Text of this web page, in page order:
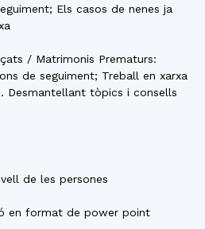
Els casos de nenes ja
/ Matrimonis Prematurs:
de seguiment; Treball en xarxa
Desmantellant tòpics i consells
de les persones
en format de power point